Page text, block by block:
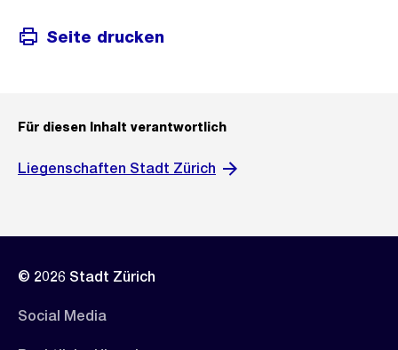
Seite drucken
Für diesen Inhalt verantwortlich
Liegenschaften Stadt Zürich
© 2026 Stadt Zürich
Social Media